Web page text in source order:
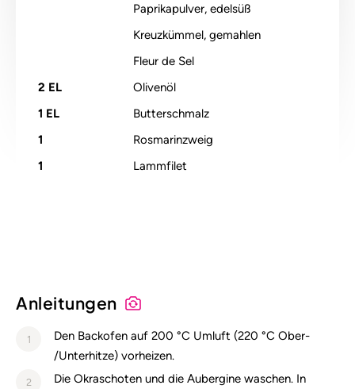
Paprikapulver, edelsüß
Kreuzkümmel, gemahlen
Fleur de Sel
2 EL
Olivenöl
1 EL
Butterschmalz
1
Rosmarinzweig
1
Lammfilet
Anleitungen
1
Den Backofen auf 200 °C Umluft (220 °C Ober-
/Unterhitze) vorheizen.
2
Die Okraschoten und die Aubergine waschen. In